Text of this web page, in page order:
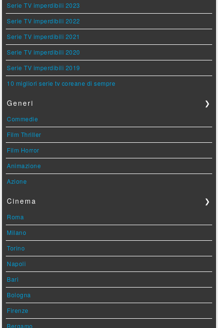
Serie TV imperdibili 2023
Serie TV imperdibili 2022
Serie TV imperdibili 2021
Serie TV imperdibili 2020
Serie TV imperdibili 2019
10 migliori serie tv coreane di sempre
Generi ❯
Commedie
Film Thriller
Film Horror
Animazione
Azione
Cinema ❯
Roma
Milano
Torino
Napoli
Bari
Bologna
Firenze
Bergamo